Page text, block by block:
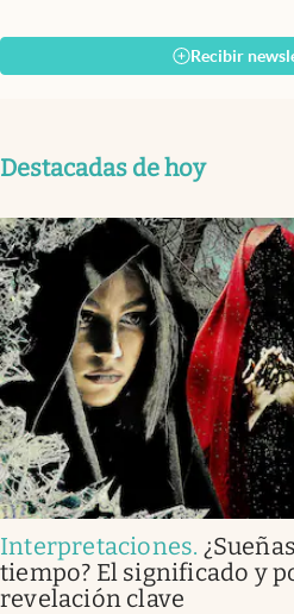
Recibir
Destacadas de hoy
Interpretaciones.
tiempo? El significado y
revelación clave